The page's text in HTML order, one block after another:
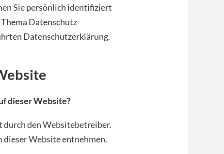
Sie persönlich identifiziert
Datenschutz
Datenschutzerklärung.
dieser Website?
den Websitebetreiber.
dieser Website entnehmen.